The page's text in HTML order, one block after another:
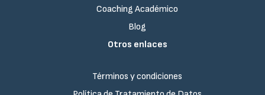
Coaching Académico
Blog
Otros enlaces
Términos y condiciones